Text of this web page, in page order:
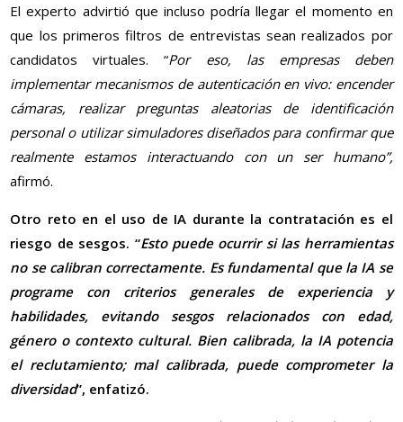
El experto advirtió que incluso podría llegar el momento en
que los primeros filtros de entrevistas sean realizados por
candidatos virtuales. “Por eso, las empresas deben
implementar mecanismos de autenticación en vivo: encender
cámaras, realizar preguntas aleatorias de identificación
personal o utilizar simuladores diseñados para confirmar que
realmente estamos interactuando con un ser humano”,
afirmó.
Otro reto en el uso de IA durante la contratación es el
riesgo de sesgos. “Esto puede ocurrir si las herramientas
no se calibran correctamente. Es fundamental que la IA se
programe con criterios generales de experiencia y
habilidades, evitando sesgos relacionados con edad,
género o contexto cultural. Bien calibrada, la IA potencia
el reclutamiento; mal calibrada, puede comprometer la
diversidad”, enfatizó.